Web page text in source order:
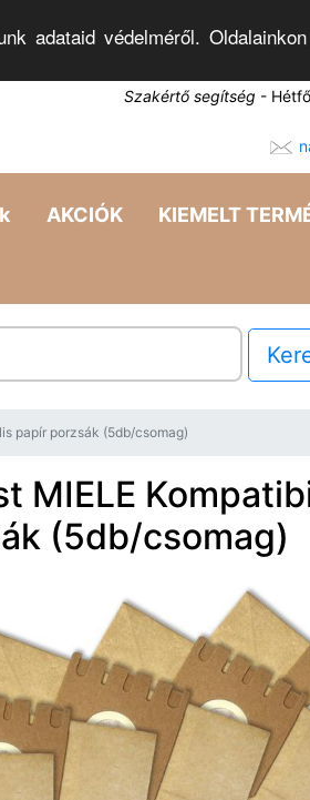
adataid védelméről.
Szakértő segítség -
AKCIÓK KIEMELT
papír porzsák (5db/csomag)
MIELE
(5db/csomag)